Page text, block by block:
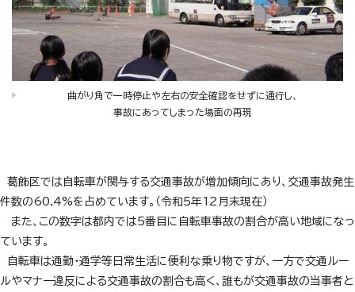
曲がり角で一時停止や左右の安全確認をせずに通行し、
事故にあってしまった場面の再現
葛飾区では自転車が関与する交通事故が増加傾向にあり、交通事故発生
件数の60.4%を占めています。（令和5年12月末現在）
また、この数字は都内では5番目に自転車事故の割合が高い地域になっ
ています。
自転車は通勤・通学等日常生活に便利な乗り物ですが、一方で交通ルー
ルやマナー違反による交通事故の割合も高く、誰もが交通事故の当事者と